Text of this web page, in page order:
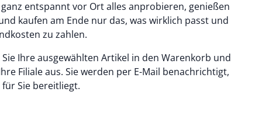
entspannt vor Ort alles anprobieren, genießen
kaufen am Ende nur das, was wirklich passt und
zu zahlen.
Sie Ihre ausgewählten Artikel in den Warenkorb und
Filiale aus. Sie werden per E-Mail benachrichtigt,
Sie bereitliegt.